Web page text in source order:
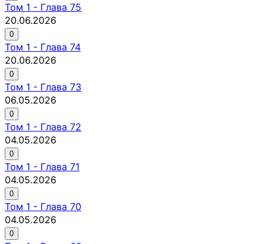
Том 1 - Глава 75
20.06.2026
0
Том 1 - Глава 74
20.06.2026
0
Том 1 - Глава 73
06.05.2026
0
Том 1 - Глава 72
04.05.2026
0
Том 1 - Глава 71
04.05.2026
0
Том 1 - Глава 70
04.05.2026
0